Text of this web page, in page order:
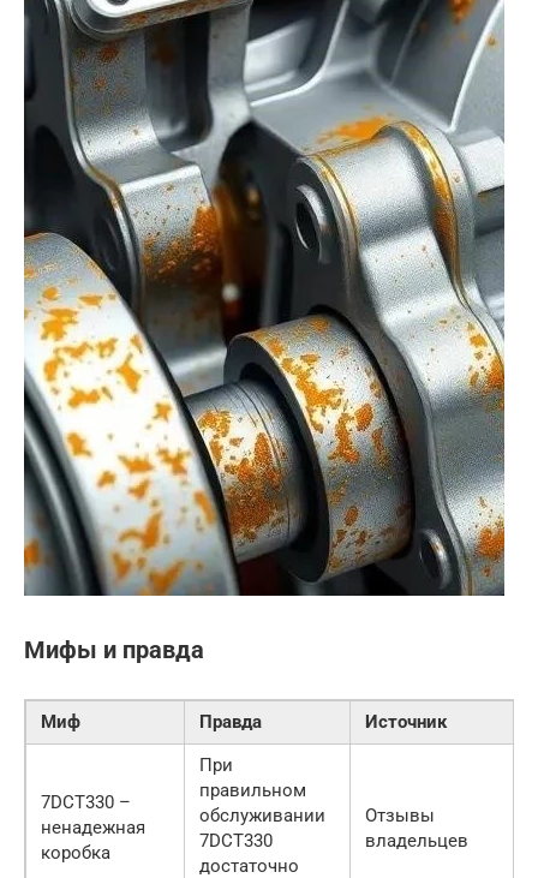
Мифы и правда
Миф Правда Источник
7DCT330 –
ненадежная
коробка
При
правильном
обслуживании
7DCT330
достаточно
Отзывы
владельцев